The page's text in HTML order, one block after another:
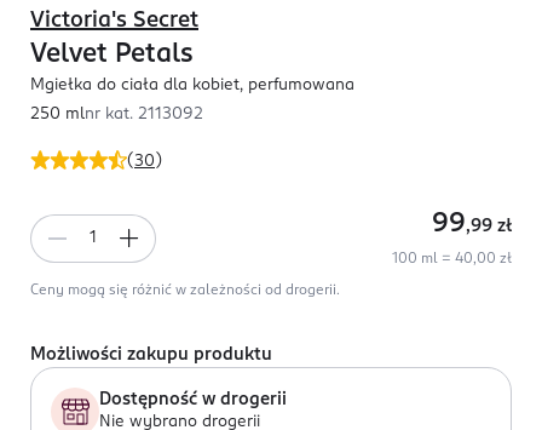
(30 )
Victoria's Secret
Velvet Petals
Mgiełka do ciała dla kobiet, perfumowana
250 mlnr kat. 2113092
99,99 zł
100 ml = 40,00 zł
Ceny mogą się różnić w zależności od drogerii.
Możliwości zakupu produktu
Dostępność w drogerii
Nie wybrano drogerii